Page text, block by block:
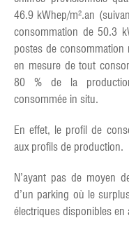
46.9 kWhep/m².an
consommation de 50.3
postes de consommation
en mesure de tout
80 % de la
consommée in situ.
En effet, le profil de
aux profils de production.
N’ayant pas de moyen
d’un parking où le
électriques disponibles en